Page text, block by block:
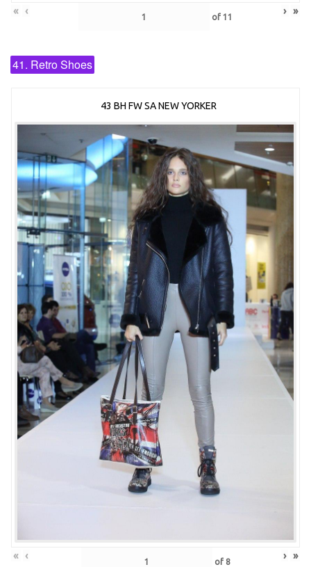
« ‹ of 11 › »
41. Retro Shoes
43 BH FW SA NEW YORKER
« ‹ of 8 › »